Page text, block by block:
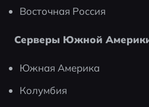
Восточная Россия
Серверы Южной
Южная Америка
Колумбия